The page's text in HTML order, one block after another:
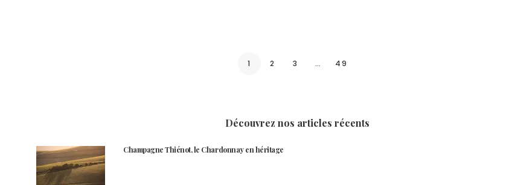
1 2 3 … 49
Découvrez nos articles récents
Champagne Thiénot, le Chardonnay en héritage